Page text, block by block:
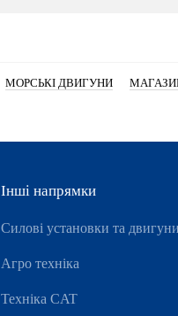
МОРСЬКІ ДВИГУНИ
Інші напрямки
Силові установки та двигуни
Агро техніка
Техніка CAT